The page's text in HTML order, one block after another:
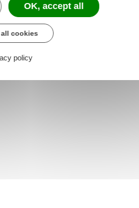
OK, accept all
cookies
policy